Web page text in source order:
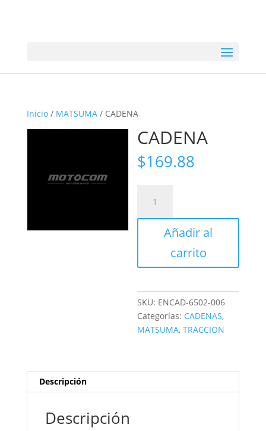
Inicio/ MATSUMA/ CADENA
CADENA
$169.88
cantidad
Añadir al
carrito
SKU: ENCAD-6502-006
Categorías: CADENAS,
MATSUMA,TRACCION
Descripción
Descripción